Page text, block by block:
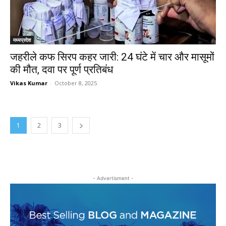
मध्यप्रदेश
जहरीले कफ सिरप कहर जारी: 24 घंटे में चार और मासूमों
की मौत, दवा पर पूर्ण प्रतिबंध
Vikas Kumar - October 8, 2025
1 2 3
- Advertisment -